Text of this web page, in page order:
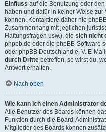
Einfluss auf die Benutzung oder
haben und dafür in keiner Weise
können. Kontaktiere daher nie
Zusammenhang mit jeglichen
Haftungsfragen usw.), die sich nicht
phpbb.de oder die phpBB-Software
oder phpBB Deutschland e. V. E-
durch Dritte betreffen, so wirst du,
Antwort erhalten.
Nach oben
Wie kann ich einen Administrator
Alle Benutzer des Boards können
Funktion durch die Board-
Mitglieder des Boards können